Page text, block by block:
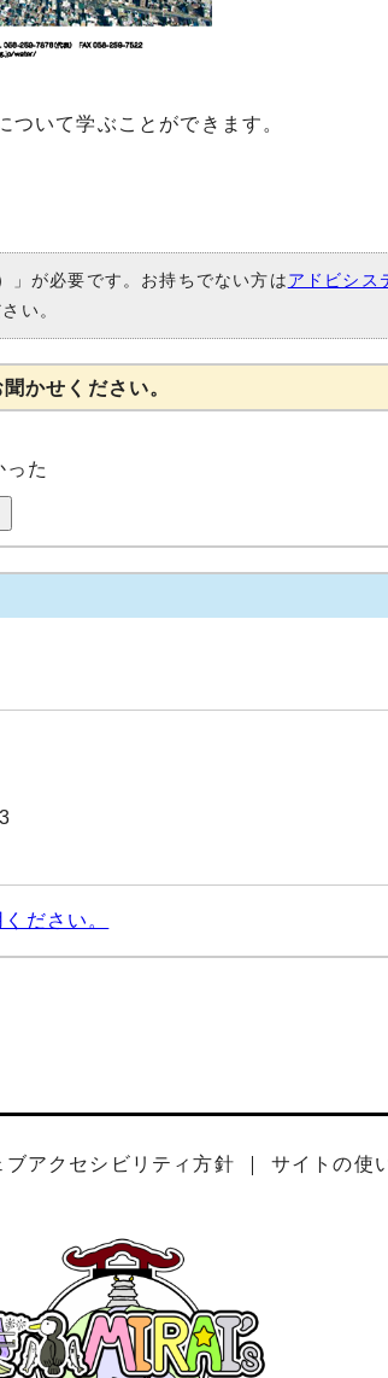
いて学ぶことができます。
が必要です。お持ちでない方はアドビシス
い。
かせください。
った
ださい。
ブアクセシビリティ方針 サイトの使